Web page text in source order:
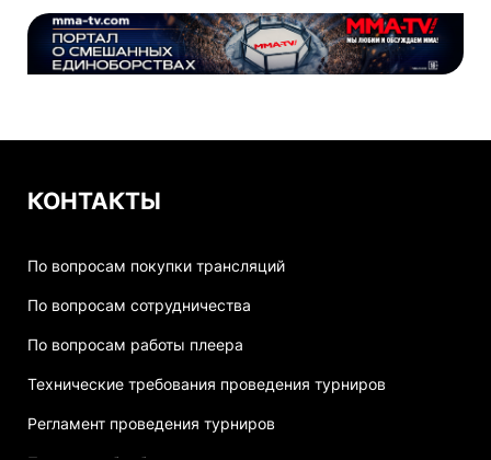
КОНТАКТЫ
По вопросам покупки трансляций
По вопросам сотрудничества
По вопросам работы плеера
Технические требования проведения турниров
Регламент проведения турниров